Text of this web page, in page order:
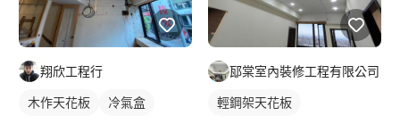
翔欣工程行
木作天花板 冷氣盒
邷棠室內裝修工程有限公司
輕鋼架天花板